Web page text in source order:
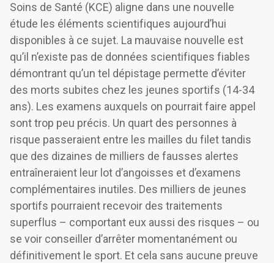
Soins de Santé (KCE) aligne dans une nouvelle
étude les éléments scientifiques aujourd’hui
disponibles à ce sujet. La mauvaise nouvelle est
qu’il n’existe pas de données scientifiques fiables
démontrant qu’un tel dépistage permette d’éviter
des morts subites chez les jeunes sportifs (14-34
ans). Les examens auxquels on pourrait faire appel
sont trop peu précis. Un quart des personnes à
risque passeraient entre les mailles du filet tandis
que des dizaines de milliers de fausses alertes
entraîneraient leur lot d’angoisses et d’examens
complémentaires inutiles. Des milliers de jeunes
sportifs pourraient recevoir des traitements
superflus – comportant eux aussi des risques – ou
se voir conseiller d’arrêter momentanément ou
définitivement le sport. Et cela sans aucune preuve